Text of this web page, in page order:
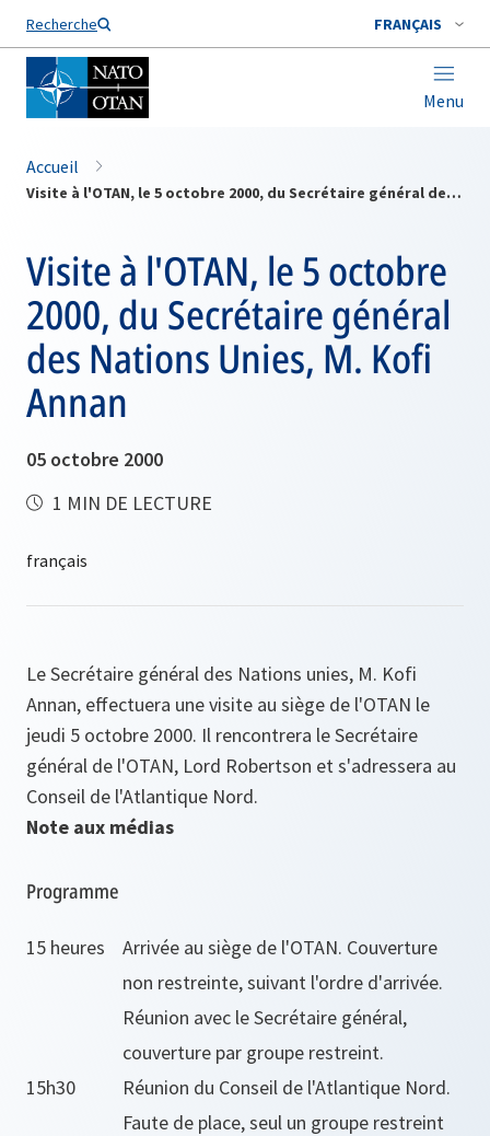
Recherche FRANÇAIS
Menu
Nom de famille*
Accueil
Visite à l'OTAN, le 5 octobre 2000, du Secrétaire général des Nations Unies, M. Kofi Annan
Visite à l'OTAN, le 5 octobre
2000, du Secrétaire général
des Nations Unies, M. Kofi
Annan
05 octobre 2000
1 MIN DE LECTURE
Le Secrétaire général des Nations unies, M. Kofi
Annan, effectuera une visite au siège de l'OTAN le
jeudi 5 octobre 2000. Il rencontrera le Secrétaire
général de l'OTAN, Lord Robertson et s'adressera au
Conseil de l'Atlantique Nord.
Note aux médias
Programme
15 heures
Arrivée au siège de l'OTAN. Couverture
non restreinte, suivant l'ordre d'arrivée.
Réunion avec le Secrétaire général,
couverture par groupe restreint.
15h30
Réunion du Conseil de l'Atlantique Nord.
Faute de place, seul un groupe restreint